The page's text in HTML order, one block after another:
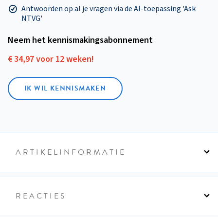
Antwoorden op al je vragen via de AI-toepassing 'Ask
NTVG'
Neem het kennismakings­abonnement
€ 34,97 voor 12 weken!
IK WIL KENNISMAKEN
ARTIKELINFORMATIE
REACTIES